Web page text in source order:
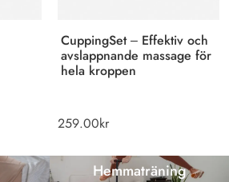
CuppingSet – Effektiv och
avslappnande massage för
hela kroppen
259.00kr
Hemmaträning